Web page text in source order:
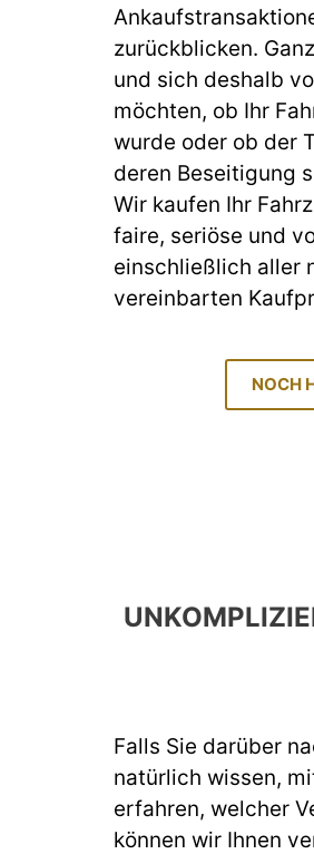
zurückblicken.
und sich deshalb
möchten, ob Ihr
wurde oder ob der
deren Beseitigung
Wir kaufen Ihr
faire, seriöse und
einschließlich aller
vereinbarten
NOCH
Falls Sie darüber
natürlich wissen,
erfahren, welcher
können wir Ihnen